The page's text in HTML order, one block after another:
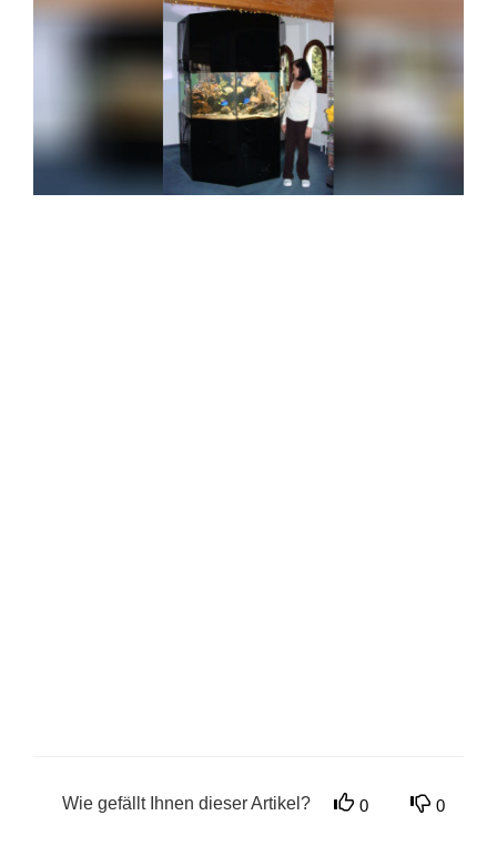
Wie gefällt Ihnen dieser Artikel? 0 0